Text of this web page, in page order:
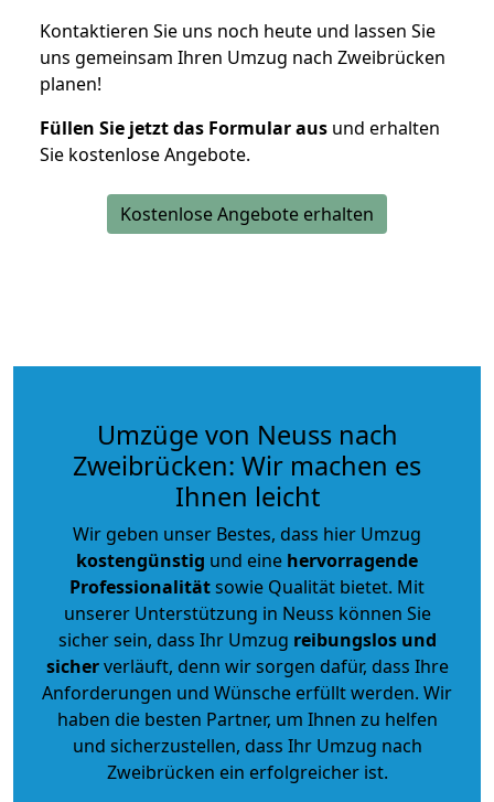
Kontaktieren Sie uns noch heute und lassen Sie
uns gemeinsam Ihren Umzug nach Zweibrücken
planen!
Füllen Sie jetzt das Formular aus und erhalten
Sie kostenlose Angebote.
Kostenlose Angebote erhalten
Umzüge von Neuss nach
Zweibrücken: Wir machen es
Ihnen leicht
Wir geben unser Bestes, dass hier Umzug
kostengünstig und eine hervorragende
Professionalitätsowie Qualität bietet. Mit
unserer Unterstützung in Neuss können Sie
sicher sein, dass Ihr Umzug reibungslos und
sicherverläuft, denn wir sorgen dafür, dass Ihre
Anforderungen und Wünsche erfüllt werden. Wir
haben die besten Partner, um Ihnen zu helfen
und sicherzustellen, dass Ihr Umzug nach
Zweibrücken ein erfolgreicher ist.